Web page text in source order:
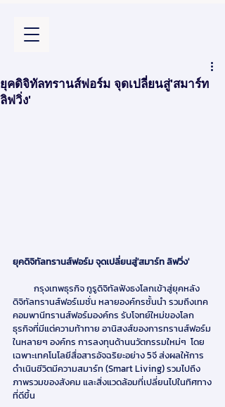
ยุคดิจิทัลทรานส์ฟอร์ม จุดเปลี่ยนสู่'สมาร์ท
ลิฟวิ่ง'
ยุคดิจิทัลทรานส์ฟอร์ม จุดเปลี่ยนสู่'สมาร์ท ลิฟวิ่ง'
ดิจิทัลทรานส์ฟอร์เมชั่น หลายองค์กรชั้นนำ รวมถึงเทค
คอมพานีทรานส์ฟอร์มองค์กร รับโจทย์ใหม่ของโลก
ธุรกิจที่มีแต่ความท้าทาย อานิสงส์ของการทรานส์ฟอร์ม
ในหลายๆ องค์กร การลงทุนด้านนวัตกรรมใหม่ๆ  โดย
เฉพาะเทคโนโลยีสื่อสารอัจฉริยะอย่าง 5จี ส่งผลให้การ
ดำเนินชีวิตมีความสมาร์ท (Smart Living) รวมไปถึง
ภาพรวมของสังคม และสิ่งแวดล้อมที่เปลี่ยนไปในทิศทาง
ที่ดีขึ้น